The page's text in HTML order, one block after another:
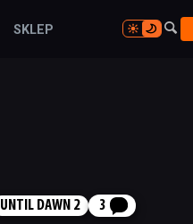
SKLEP 
UNTIL DAWN 2 3